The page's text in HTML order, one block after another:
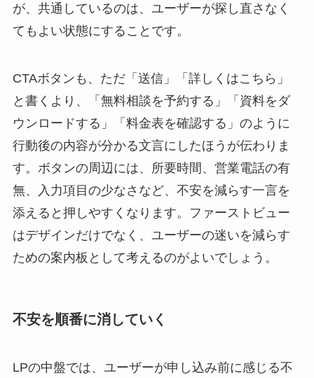
が、共通しているのは、ユーザーが探し直さなく
てもよい状態にすることです。
CTAボタンも、ただ「送信」「詳しくはこちら」
と書くより、「無料相談を予約する」「資料をダ
ウンロードする」「料金表を確認する」のように
行動後の内容が分かる文言にしたほうが伝わりま
す。ボタンの周辺には、所要時間、営業電話の有
無、入力項目の少なさなど、不安を減らす一言を
添えると押しやすくなります。ファーストビュー
はデザインだけでなく、ユーザーの迷いを減らす
ための案内板として考えるのがよいでしょう。
不安を順番に消していく
LPの中盤では、ユーザーが申し込み前に感じる不